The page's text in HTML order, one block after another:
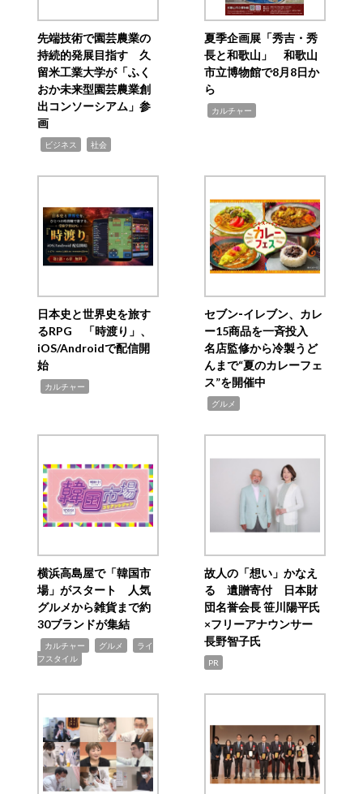
先端技術で園芸農業の
持続的発展目指す 久
留米工業大学が「ふく
おか未来型園芸農業創
出コンソーシアム」参
画
ビジネス 社会
夏季企画展「秀吉・秀
長と和歌山」 和歌山
市立博物館で8月8日か
ら
カルチャー
日本史と世界史を旅す
るRPG 「時渡り」、
iOS/Androidで配信開
始
カルチャー
セブン‐イレブン、カレ
ー15商品を一斉投入
名店監修から冷製うど
んまで“夏のカレーフェ
ス”を開催中
グルメ
横浜高島屋で「韓国市
場」がスタート 人気
グルメから雑貨まで約
30ブランドが集結
カルチャー グルメ
ライ
フスタイル
故人の「想い」かなえ
る 遺贈寄付 日本財
団名誉会長 笹川陽平氏
×フリーアナウンサー
長野智子氏
PR